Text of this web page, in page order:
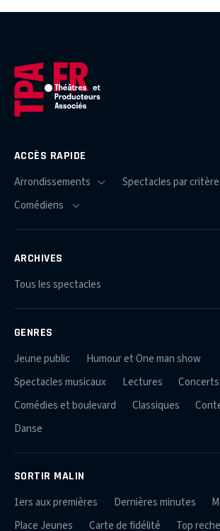
ACCÈS RAPIDE
ARCHIVES
Tous les spectacles
GENRES
Jeune public
Humour et One man show
Spectacles musicaux
Lectures
Concerts
Comédies et boulevard
Classiques
Danse
SORTIR MALIN
1ers aux premières Dernières minutes
Place Jeunes
Carte de fidélité Top